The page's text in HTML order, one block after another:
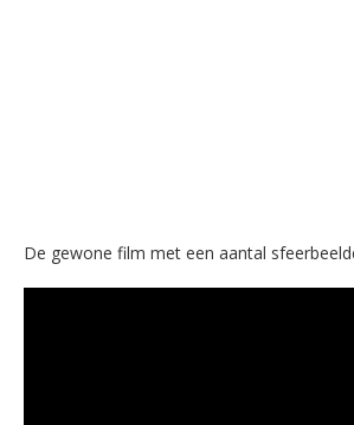
De gewone film met een aantal